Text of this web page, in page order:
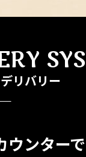
リバリー
ウンターで